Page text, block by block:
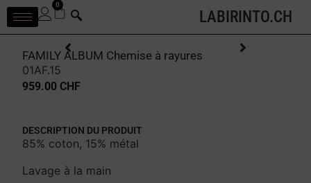
0
LABIRINTO.CH
FAMILY ALBUM Chemise à rayures
01AF.15
959.00 CHF
DESCRIPTION DU PRODUIT
85% coton, 15% métal
Lavage à la main